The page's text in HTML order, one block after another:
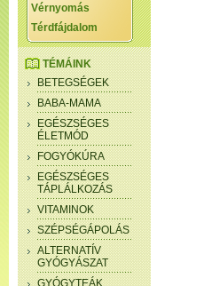
Vérnyomás
Térdfájdalom
TÉMÁINK
BETEGSÉGEK
BABA-MAMA
EGÉSZSÉGES
ÉLETMÓD
FOGYÓKÚRA
EGÉSZSÉGES
TÁPLÁLKOZÁS
VITAMINOK
SZÉPSÉGÁPOLÁS
ALTERNATÍV
GYÓGYÁSZAT
GYÓGYTEÁK